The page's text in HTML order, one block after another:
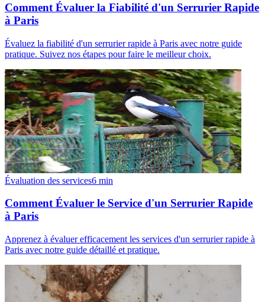
Comment Évaluer la Fiabilité d'un Serrurier Rapide
à Paris
Évaluez la fiabilité d'un serrurier rapide à Paris avec notre guide
pratique. Suivez nos étapes pour faire le meilleur choix.
Évaluation des services6 min
Comment Évaluer le Service d'un Serrurier Rapide
à Paris
Apprenez à évaluer efficacement les services d'un serrurier rapide à
Paris avec notre guide détaillé et pratique.